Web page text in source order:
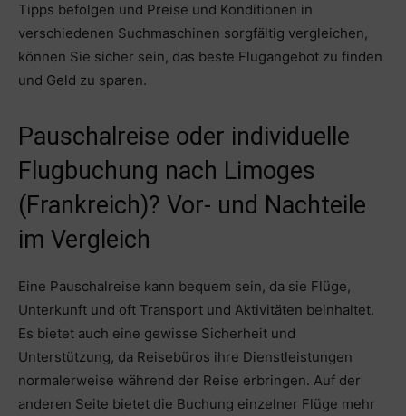
Tipps befolgen und Preise und Konditionen in
verschiedenen Suchmaschinen sorgfältig vergleichen,
können Sie sicher sein, das beste Flugangebot zu finden
und Geld zu sparen.
Pauschalreise oder individuelle
Flugbuchung nach Limoges
(Frankreich)? Vor- und Nachteile
im Vergleich
Eine Pauschalreise kann bequem sein, da sie Flüge,
Unterkunft und oft Transport und Aktivitäten beinhaltet.
Es bietet auch eine gewisse Sicherheit und
Unterstützung, da Reisebüros ihre Dienstleistungen
normalerweise während der Reise erbringen. Auf der
anderen Seite bietet die Buchung einzelner Flüge mehr